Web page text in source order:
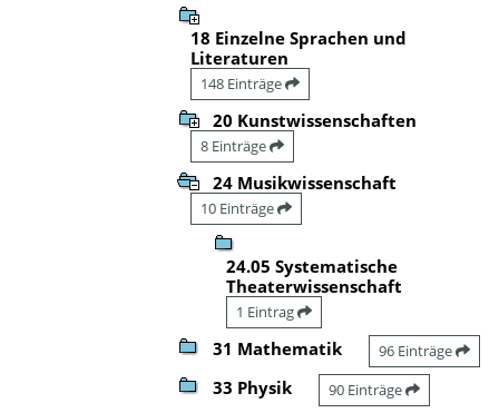
18 Einzelne Sprachen und
Literaturen
148 Einträge
20 Kunstwissenschaften
8 Einträge
24 Musikwissenschaft
10 Einträge
24.05 Systematische
Theaterwissenschaft
1 Eintrag
31 Mathematik 96 Einträge
33 Physik 90 Einträge